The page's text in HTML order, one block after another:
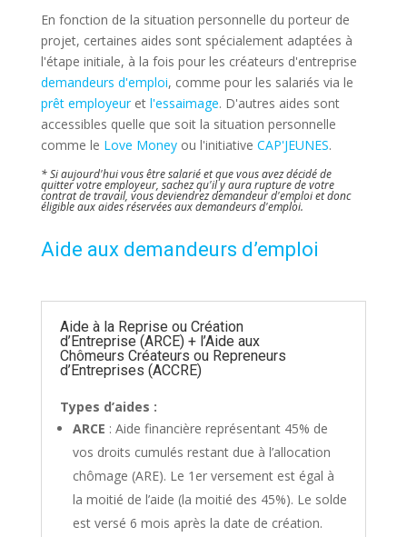
En fonction de la situation personnelle du porteur de
projet, certaines aides sont spécialement adaptées à
l'étape initiale, à la fois pour les créateurs d'entreprise
demandeurs d'emploi, comme pour les salariés via le
prêt employeuret l'essaimage. D'autres aides sont
accessibles quelle que soit la situation personnelle
comme le Love Moneyou l'initiative CAP'JEUNES.
* Si aujourd'hui vous être salarié et que vous avez décidé de
quitter votre employeur, sachez qu'il y aura rupture de votre
contrat de travail, vous deviendrez demandeur d'emploi et donc
éligible aux aides réservées aux demandeurs d'emploi.
Aide aux demandeurs d’emploi
Aide à la Reprise ou Création
d’Entreprise (ARCE) + l’Aide aux
Chômeurs Créateurs ou Repreneurs
d’Entreprises (ACCRE)
Types d’aides :
ARCE : Aide financière représentant 45% de
vos droits cumulés restant due à l’allocation
chômage (ARE). Le 1er versement est égal à
la moitié de l’aide (la moitié des 45%). Le solde
est versé 6 mois après la date de création.